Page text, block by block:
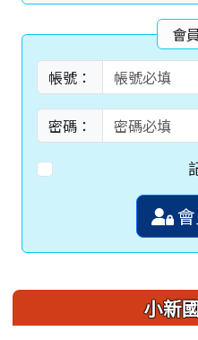
會
帳號：
密碼：
小新